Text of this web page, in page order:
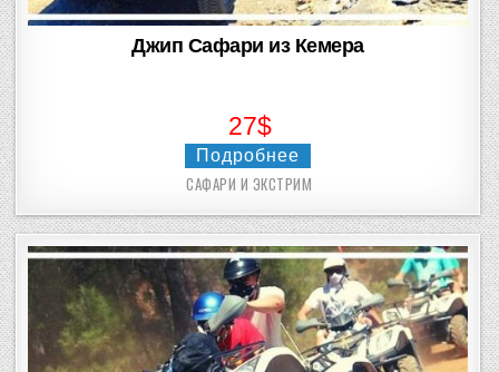
Джип Сафари из Кемера
27$
Подробнее
Posted
САФАРИ И ЭКСТРИМ